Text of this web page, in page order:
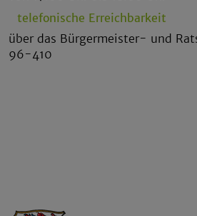
telefonische Erreichbarkeit
über das Bürgermeister- und
96-410